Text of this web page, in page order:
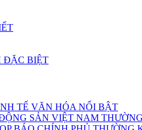
ĐẶC BIỆT
TẾ VĂN HÓA NỔI BẬT
SẢN VIỆT NAM